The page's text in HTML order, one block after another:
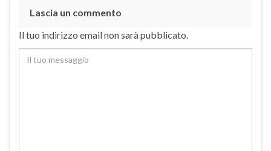
Lascia un commento
Il tuo indirizzo email non sarà pubblicato.